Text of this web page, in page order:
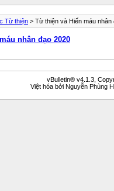
Từ thiện > Từ thiện và Hiến máu nhân
nhân đạo 2020
vBulletin® v4.1.3,
Việt hóa bởi Nguyễn Phùng